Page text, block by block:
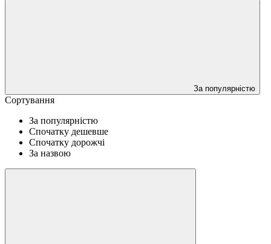
За популярністю
Сортування
За популярністю
Спочатку дешевше
Спочатку дорожчі
За назвою